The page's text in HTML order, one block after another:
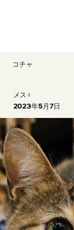
コチャ
メス♀
2023年5月7日